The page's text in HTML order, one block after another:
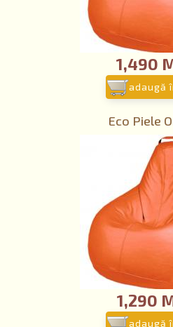
1,490
adaugă
Eco Piele
1,290
adaugă